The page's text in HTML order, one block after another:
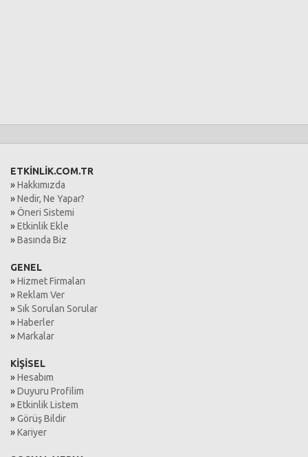
ETKİNLİK.COM.TR
»Hakkımızda
»Nedir, Ne Yapar?
»Öneri Sistemi
»Etkinlik Ekle
»Basında Biz
GENEL
»Hizmet Firmaları
»Reklam Ver
»Sık Sorulan Sorular
»Haberler
»Markalar
KİŞİSEL
»Hesabım
»Duyuru Profilim
»Etkinlik Listem
»Görüş Bildir
»Kariyer